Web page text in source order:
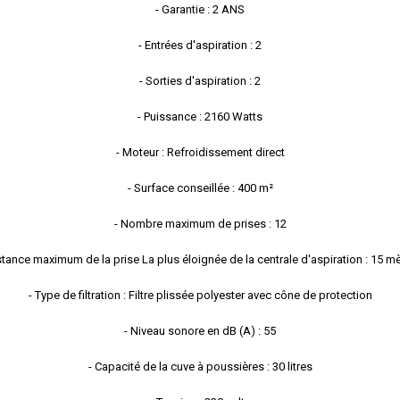
- Garantie : 2 ANS
- Entrées d'aspiration : 2
- Sorties d'aspiration : 2
- Puissance : 2160 Watts
- Moteur : Refroidissement direct
- Surface conseillée : 400 m²
- Nombre maximum de prises : 12
maximum de la prise La plus éloignée de la centrale d'aspiration : 15
- Type de filtration : Filtre plissée polyester avec cône de protection
- Niveau sonore en dB (A) : 55
- Capacité de la cuve à poussières : 30 litres